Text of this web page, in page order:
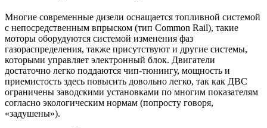
Многие современные дизели оснащается топливной системой
с непосредственным впрыском (тип Common Rail), такие
моторы оборудуются системой изменения фаз
газораспределения, также присутствуют и другие системы,
которыми управляет электронный блок. Двигатели
достаточно легко поддаются чип-тюнингу, мощность и
приемистость здесь повысить довольно легко, так как ДВС
ограничены заводскими установками по многим показателям
согласно экологическим нормам (попросту говоря,
«задушены»).